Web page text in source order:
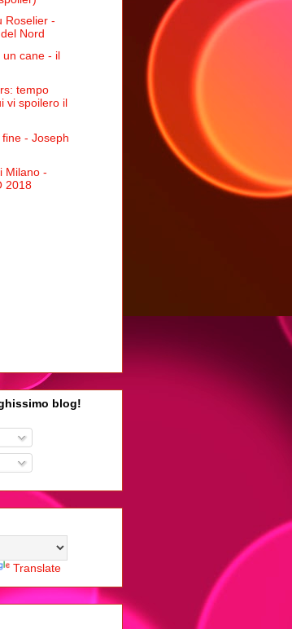
Roselier -
Nord
un cane - il
tempo
vi spoilero il
- Joseph
Milano -
2018
blog!
Translate